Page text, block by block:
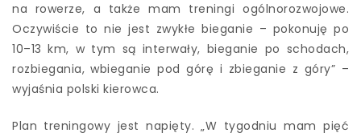
na rowerze, a także mam treningi ogólnorozwojowe.
Oczywiście to nie jest zwykłe bieganie – pokonuję po
10–13 km, w tym są interwały, bieganie po schodach,
rozbiegania, wbieganie pod górę i zbieganie z góry” –
wyjaśnia polski kierowca.
Plan treningowy jest napięty. „W tygodniu mam pięć